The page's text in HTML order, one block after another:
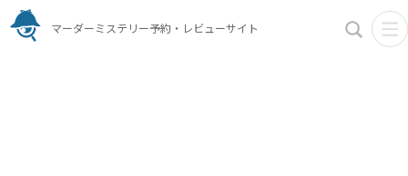
マーダーミステリー予約・レビューサイト